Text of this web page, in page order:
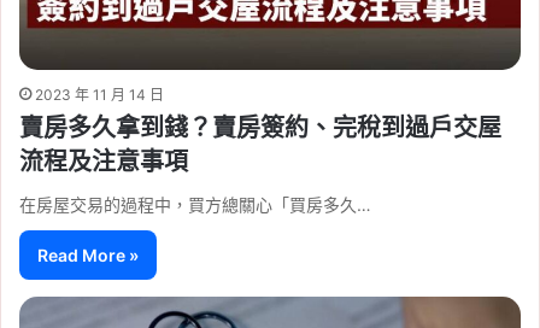
2023 年 11 月 14 日
賣房多久拿到錢？賣房簽約、完稅到過戶交屋
流程及注意事項
在房屋交易的過程中，買方總關心「買房多久…
Read More »